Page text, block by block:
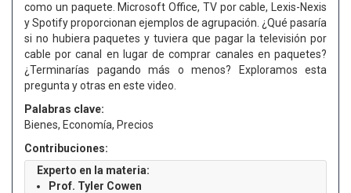
como un paquete. Microsoft Office, TV por cable, Lexis-Nexis
y Spotify proporcionan ejemplos de agrupación. ¿Qué pasaría
si no hubiera paquetes y tuviera que pagar la televisión por
cable por canal en lugar de comprar canales en paquetes?
¿Terminarías pagando más o menos? Exploramos esta
pregunta y otras en este video.
Palabras clave:
Bienes, Economía, Precios
Contribuciones:
Experto en la materia:
Prof. Tyler Cowen